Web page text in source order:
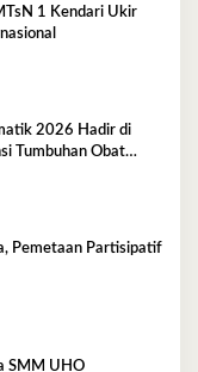
1 Kendari Ukir
2026 Hadir di
Tumbuhan Obat
Pemetaan Partisipatif
SMM UHO